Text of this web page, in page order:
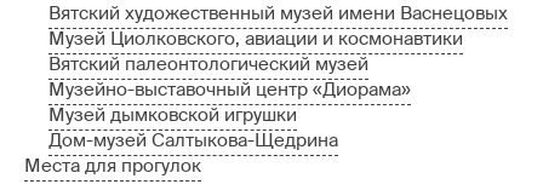
Вятский художественный музей имени Васнецовых
Музей Циолковского, авиации и космонавтики
Вятский палеонтологический музей
Музейно-выставочный центр «Диорама»
Музей дымковской игрушки
Дом-музей Салтыкова-Щедрина
Места для прогулок